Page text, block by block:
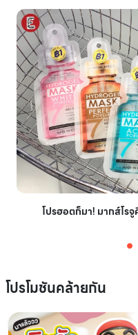
โปรฮอตก็มา! มากส์โร
โปรโมชันคล้ายกัน